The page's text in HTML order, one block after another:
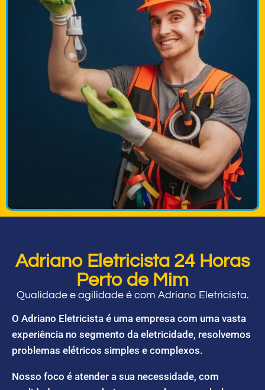
Adriano Eletricista 24 Horas
Perto de Mim
Qualidade e agilidade é com Adriano Eletricista.
O Adriano Eletricista é uma empresa com uma vasta
experiência no segmento da eletricidade, resolvemos
problemas elétricos simples e complexos.
Nosso foco é atender a sua necessidade, com